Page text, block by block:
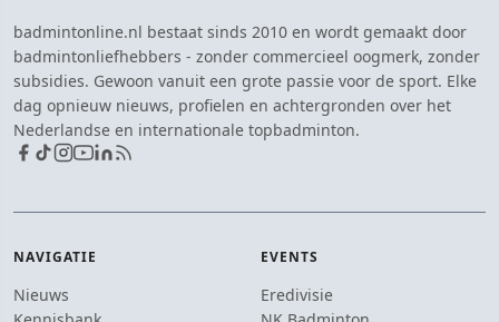
badmintonline.nl bestaat sinds 2010 en wordt gemaakt door
badmintonliefhebbers - zonder commercieel oogmerk, zonder
subsidies. Gewoon vanuit een grote passie voor de sport. Elke
dag opnieuw nieuws, profielen en achtergronden over het
Nederlandse en internationale topbadminton.
NAVIGATIE
Nieuws
EVENTS
Eredivisie